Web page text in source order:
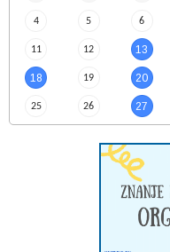
4 5 6
11 12 13
18 19 20
25 26 27